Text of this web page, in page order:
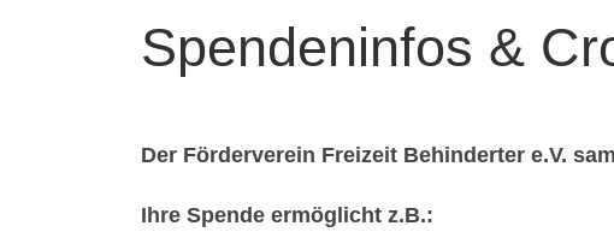
Spendeninfos &
Der Förderverein Freizeit Behinderter e.V.
Ihre Spende ermöglicht z.B.: